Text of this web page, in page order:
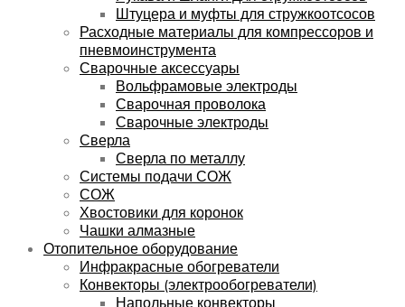
Штуцера и муфты для стружкоотсосов
Расходные материалы для компрессоров и
пневмоинструмента
Сварочные аксессуары
Вольфрамовые электроды
Сварочная проволока
Сварочные электроды
Сверла
Сверла по металлу
Системы подачи СОЖ
СОЖ
Хвостовики для коронок
Чашки алмазные
Отопительное оборудование
Инфракрасные обогреватели
Конвекторы (электрообогреватели)
Напольные конвекторы